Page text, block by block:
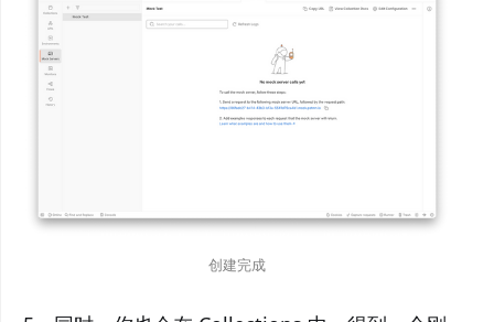
创建完成